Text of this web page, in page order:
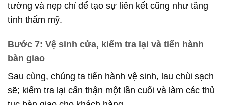
tường và nẹp chỉ để tạo sự liên kết cũng như tăng
tính thẩm mỹ.
Bước 7: Vệ sinh cửa, kiểm tra lại và tiến hành
bàn giao
Sau cùng, chúng ta tiến hành vệ sinh, lau chùi sạch
sẽ; kiểm tra lại cẩn thận một lần cuối và làm các thủ